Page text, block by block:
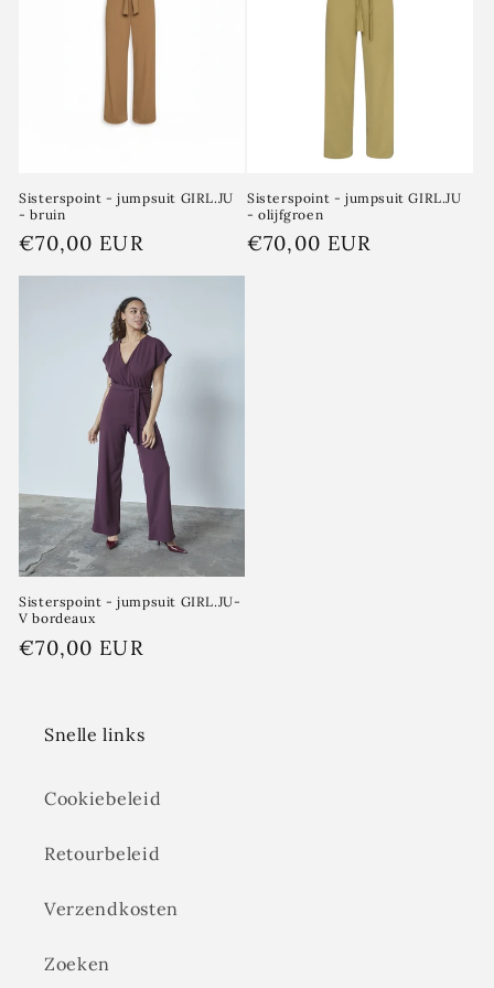
Sisterspoint - jumpsuit GIRL.JU
- bruin
Normale
prijs
€70,00 EUR
Sisterspoint - jumpsuit GIRL.JU
- olijfgroen
Normale
€70,00 EUR
Sisterspoint - jumpsuit GIRL.JU-
V bordeaux
Normale
€70,00 EUR
Snelle links
Cookiebeleid
Retourbeleid
Verzendkosten
Zoeken